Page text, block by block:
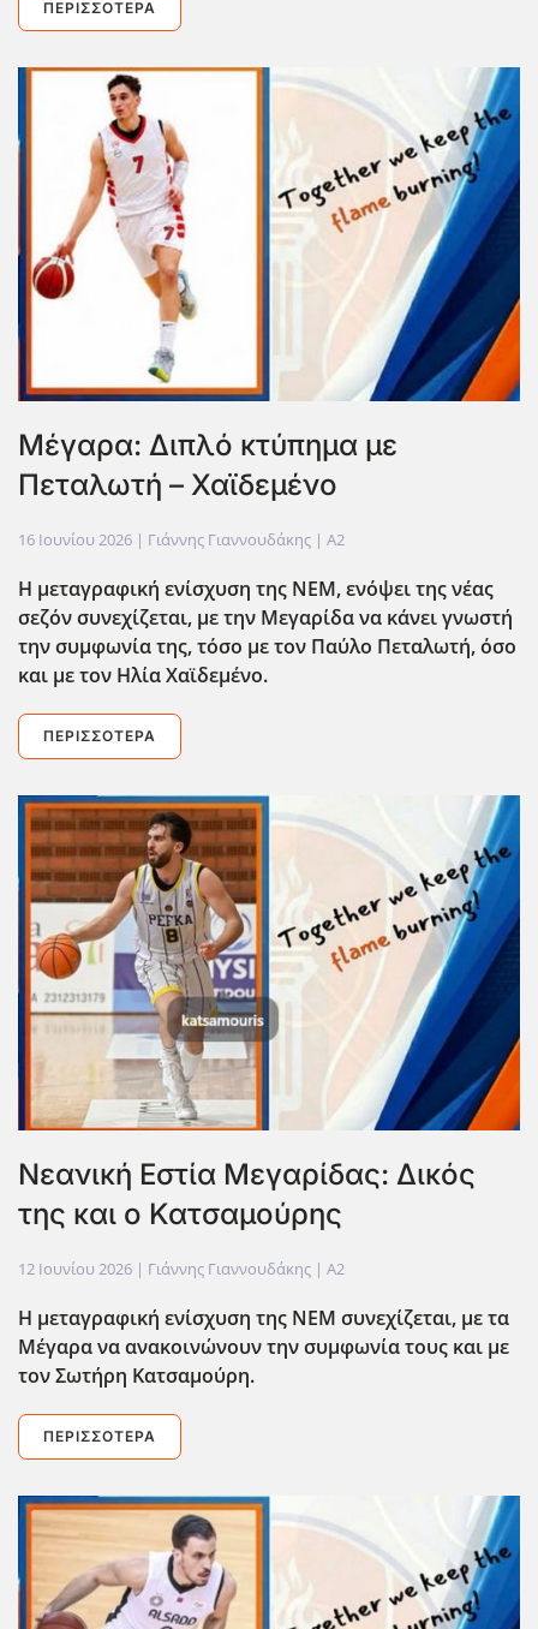
ΠΕΡΙΣΣΌΤΕΡΑ
Μέγαρα: Διπλό κτύπημα με
Πεταλωτή – Χαϊδεμένο
16 Ιουνίου 2026 | Γιάννης Γιαννουδάκης | A2
Η μεταγραφική ενίσχυση της ΝΕΜ, ενόψει της νέας
σεζόν συνεχίζεται, με την Μεγαρίδα να κάνει γνωστή
την συμφωνία της, τόσο με τον Παύλο Πεταλωτή, όσο
και με τον Ηλία Χαϊδεμένο.
ΠΕΡΙΣΣΌΤΕΡΑ
Νεανική Εστία Μεγαρίδας: Δικός
της και ο Κατσαμούρης
12 Ιουνίου 2026 | Γιάννης Γιαννουδάκης | A2
Η μεταγραφική ενίσχυση της ΝΕΜ συνεχίζεται, με τα
Μέγαρα να ανακοινώνουν την συμφωνία τους και με
τον Σωτήρη Κατσαμούρη.
ΠΕΡΙΣΣΌΤΕΡΑ